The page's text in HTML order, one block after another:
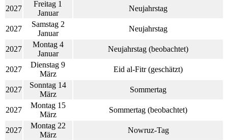
2027
Freitag 1
Januar
Neujahrstag
2027
Samstag 2
Januar
Neujahrstag
2027
Montag 4
Januar
Neujahrstag (beobachtet)
2027
Dienstag 9
März
Eid al-Fitr (geschätzt)
2027
Sonntag 14
März
Sommertag
2027
Montag 15
März
Sommertag (beobachtet)
2027
Montag 22
März
Nowruz-Tag